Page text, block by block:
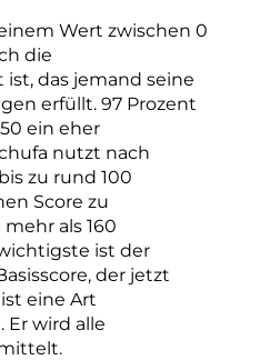
Wert zwischen 0
die
das jemand seine
erfüllt. 97 Prozent
ein eher
nutzt nach
zu rund 100
Score zu
als 160
ist der
der jetzt
eine Art
wird alle